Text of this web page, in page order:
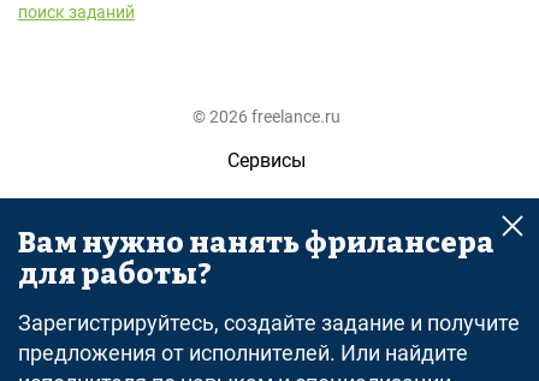
поиск заданий
© 2026 freelance.ru
Сервисы
Помощь
Поиск
Оферта
Вам нужно нанять фрилансера
для работы?
Зарегистрируйтесь, создайте задание и получите
предложения от исполнителей. Или найдите